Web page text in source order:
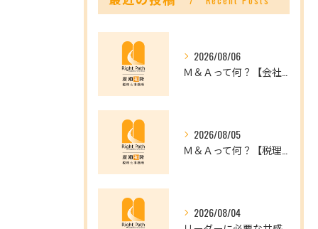
2026/08/06
2026/08/05
2026/08/04